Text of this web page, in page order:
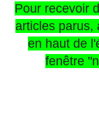
Pour recevoir
articles parus,
en haut de
fenêtre